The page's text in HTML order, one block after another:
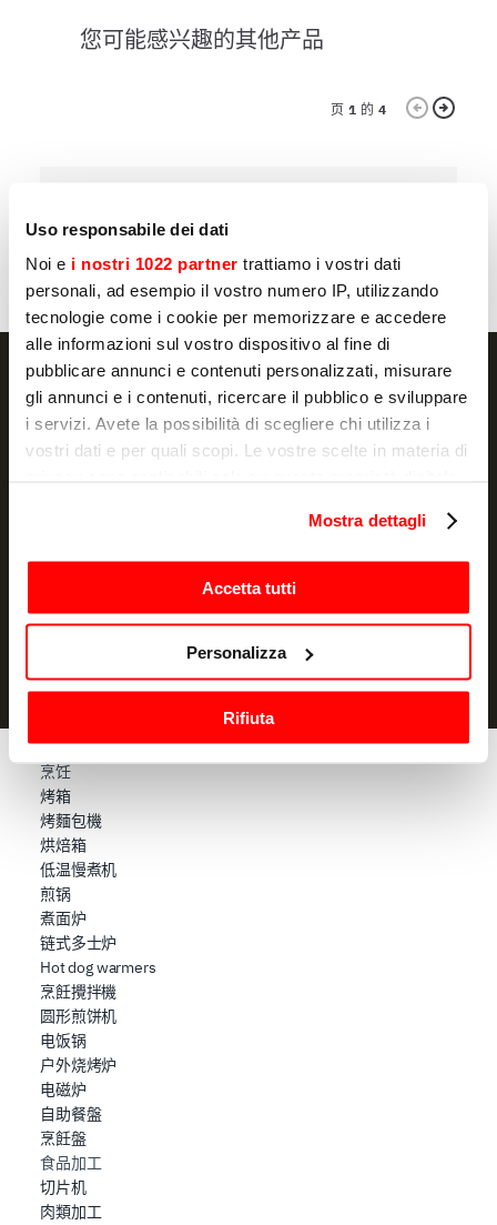
Uso responsabile dei dati
Noi e i nostri 1022 partner trattiamo i vostri dati
personali, ad esempio il vostro numero IP, utilizzando
tecnologie come i cookie per memorizzare e accedere
alle informazioni sul vostro dispositivo al fine di
pubblicare annunci e contenuti personalizzati, misurare
gli annunci e i contenuti, ricercare il pubblico e sviluppare
i servizi. Avete la possibilità di scegliere chi utilizza i
vostri dati e per quali scopi. Le vostre scelte in materia di
modificare o revocare il proprio consenso in qualsiasi
momento dalla Dichiarazione sui cookie o facendo clic
sull'icona di attivazione della privacy.
raccogliere informazioni sulla tua posizione
geografica, con un'approssimazione di qualche
Identificare il tuo dispositivo, scansionandolo
attivamente alla ricerca di caratteristiche specifiche
(impronte digitali).
Approfondisci come vengono elaborati i tuoi dati personali
e imposta le tue preferenze nella
modificare o ritirare il tuo consenso in qualsiasi momento
dalla Dichiarazione sui cookie.
Utilizziamo i cookie per garantire che l’utente possa
usufruire del servizio richiesto, per personalizzare
contenuti ed annunci, per fornire funzionalità dei social
media e per analizzare il nostro traffico. Condividiamo
inoltre informazioni sul modo in cui l’utente utilizza il
nostro sito con i nostri partner che si occupano di analisi
dei dati web, pubblicità e social media, i quali potrebbero
combinarle con altre informazioni che ha fornito loro o
che hanno raccolto dal suo utilizzo dei loro servizi.
Mostra dettagli
Accetta tutti
Personalizza
Rifiuta
您可能感兴趣的其他产品
页 1 的 4
DOLOMITI 5 CT
NEWSLETTER
我声明我已阅读过信息通知并授权处理我的个人数据以用于营销
目的
烹饪
烤箱
烤麵包機
烘焙箱
低温慢煮机
煎锅
煮面炉
链式多士炉
Hot dog warmers
烹飪攪拌機
圆形煎饼机
电饭锅
户外烧烤炉
电磁炉
自助餐盤
烹飪盤
食品加工
切片机
肉類加工